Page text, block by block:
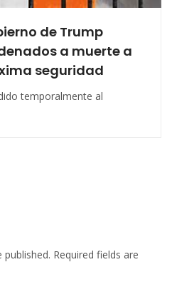
de Trump
a muerte a
seguridad
temporalmente al
published. Required fields are